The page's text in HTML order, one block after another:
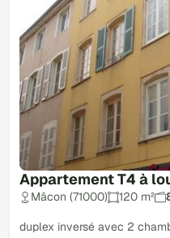
Appartement T4 à
Mâcon (71000) 120 m²
duplex inversé avec 2